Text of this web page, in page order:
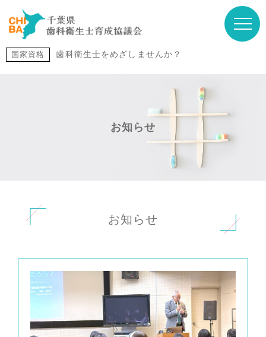
国家資格 歯科衛生士をめざしませんか？
お知らせ
お知らせ